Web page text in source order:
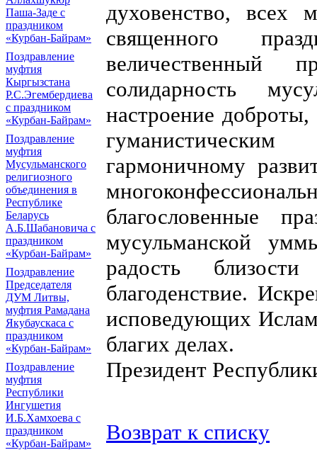
Паша-Заде с
праздником
«Курбан-Байрам»
Поздравление
муфтия
Кыргызстана
Р.С.Эгембердиева
с праздником
«Курбан-Байрам»
Поздравление
муфтия
Мусульманского
религиозного
объединения в
Республике
Беларусь
А.Б.Шабановича с
праздником
«Курбан-Байрам»
Поздравление
Председателя
ДУМ Литвы,
муфтия Рамадана
Якубаускаса с
праздником
«Курбан-Байрам»
Поздравление
муфтия
Республики
Ингушетия
И.Б.Хамхоева с
праздником
«Курбан-Байрам»
духовенство, всех
священного
величественный
солидарность
настроение
гармоничному
благословенные
мусульманской
радость
благоденствие.
исповедующих
благих делах.
Президент
Возврат к списку